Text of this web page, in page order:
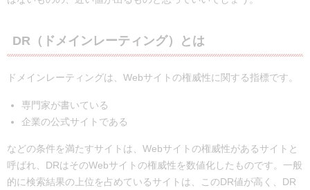
DR（ドメインレーティング）とは
ドメインレーティングは、Webサイトの権威性に関する指標です。
専門家が書いている
企業の公式サイトである
などの条件を満たすサイトは、Webサイトの権威性があるサイトと
呼ばれ、DRはそのWebサイトの権威性を数値化したものです。一般
的に検索結果の上位を占めているサイトは、このDR値が高く、DR